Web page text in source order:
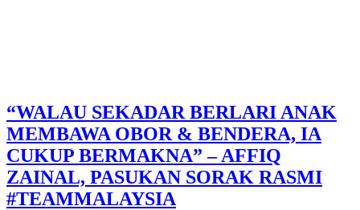
“WALAU SEKADAR BERLARI ANAK
MEMBAWA OBOR & BENDERA, IA
CUKUP BERMAKNA” – AFFIQ
ZAINAL, PASUKAN SORAK RASMI
#TEAMMALAYSIA